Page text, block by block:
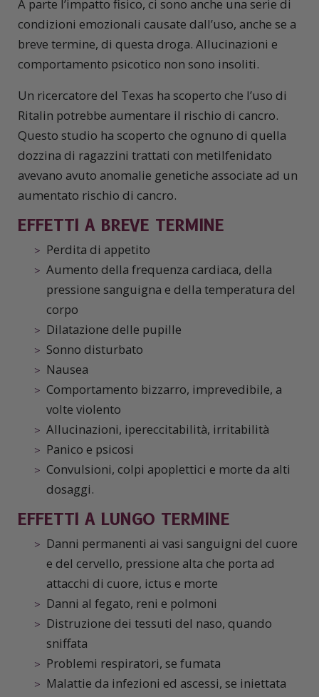
A parte l’impatto fisico, ci sono anche una serie di
condizioni emozionali causate dall’uso, anche se a
breve termine, di questa droga. Allucinazioni e
comportamento psicotico non sono insoliti.
Un ricercatore del Texas ha scoperto che l’uso di
Ritalin potrebbe aumentare il rischio di cancro.
Questo studio ha scoperto che ognuno di quella
dozzina di ragazzini trattati con metilfenidato
avevano avuto anomalie genetiche associate ad un
aumentato rischio di cancro.
EFFETTI A BREVE TERMINE
Perdita di appetito
Aumento della frequenza cardiaca, della
pressione sanguigna e della temperatura del
corpo
Dilatazione delle pupille
Sonno disturbato
Nausea
Comportamento bizzarro, imprevedibile, a
volte violento
Allucinazioni, ipereccitabilità, irritabilità
Panico e psicosi
Convulsioni, colpi apoplettici e morte da alti
dosaggi.
EFFETTI A LUNGO TERMINE
Danni permanenti ai vasi sanguigni del cuore
e del cervello, pressione alta che porta ad
attacchi di cuore, ictus e morte
Danni al fegato, reni e polmoni
Distruzione dei tessuti del naso, quando
sniffata
Problemi respiratori, se fumata
Malattie da infezioni ed ascessi, se iniettata